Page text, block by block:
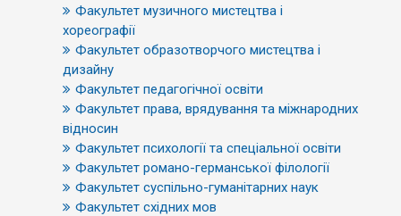
Факультет музичного мистецтва і
хореографії
Факультет образотворчого мистецтва і
дизайну
Факультет педагогічної освіти
Факультет права, врядування та міжнародних
відносин
Факультет психології та спеціальної освіти
Факультет романо-германської філології
Факультет суспільно-гуманітарних наук
Факультет східних мов